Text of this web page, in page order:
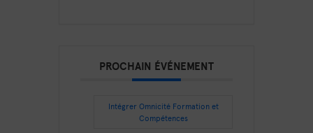
PROCHAIN ÉVÉNEMENT
Intégrer Omnicité Formation et
Compétences